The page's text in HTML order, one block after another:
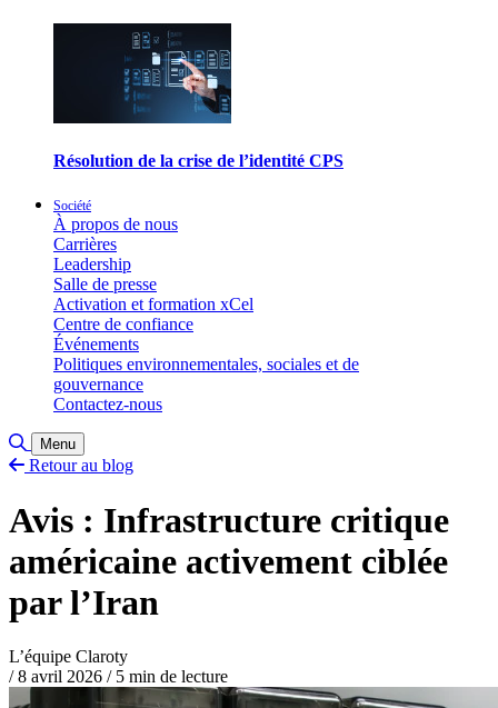
Résolution de la crise de l’identité CPS
Société
À propos de nous
Carrières
Leadership
Salle de presse
Activation et formation xCel
Centre de confiance
Événements
Politiques environnementales, sociales et de
gouvernance
Contactez-nous
Basculer la recherche
Menu
Retour au blog
Avis : Infrastructure critique
américaine activement ciblée
par l’Iran
L’équipe Claroty
/ 8 avril 2026 /5 min de lecture